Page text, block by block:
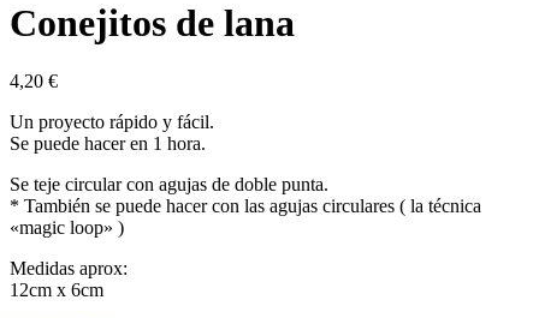
Conejitos de lana
4,20 €
Un proyecto rápido y fácil.
Se puede hacer en 1 hora.
Se teje circular con agujas de doble punta.
* También se puede hacer con las agujas circulares ( la técnica
«magic loop» )
Medidas aprox:
12cm x 6cm